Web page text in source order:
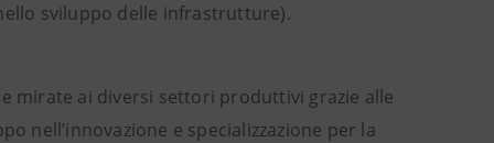
sviluppo delle infrastrutture).
mirate ai diversi settori produttivi grazie alle
nell’innovazione e specializzazione per la